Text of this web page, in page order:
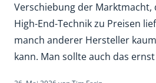
Verschiebung der Marktmacht,
High-End-Technik zu Preisen
manch anderer Hersteller
kann. Man sollte auch das